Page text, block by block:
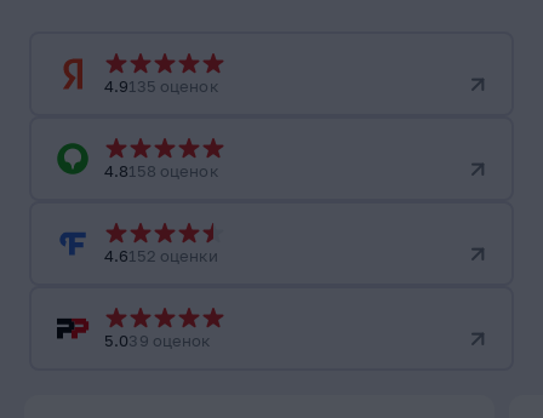
4.9135 оценок
4.8158 оценок
4.6152 оценки
5.039 оценок